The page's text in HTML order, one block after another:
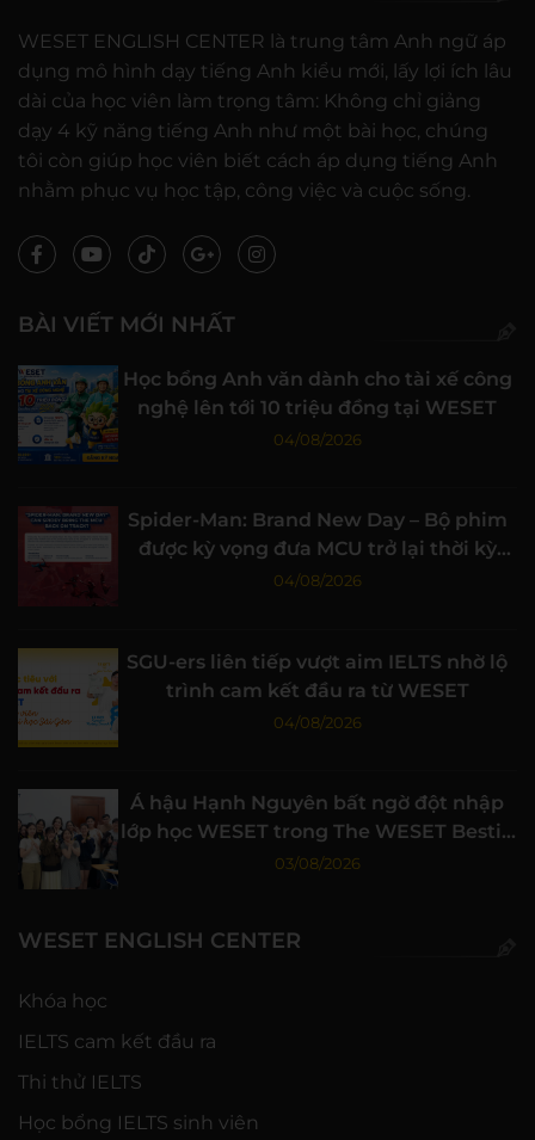
WESET ENGLISH CENTER là trung tâm Anh ngữ áp
dụng mô hình dạy tiếng Anh kiểu mới, lấy lợi ích lâu
dài của học viên làm trọng tâm: Không chỉ giảng
dạy 4 kỹ năng tiếng Anh như một bài học, chúng
tôi còn giúp học viên biết cách áp dụng tiếng Anh
nhằm phục vụ học tập, công việc và cuộc sống.
BÀI VIẾT MỚI NHẤT
Học bổng Anh văn dành cho tài xế công
nghệ lên tới 10 triệu đồng tại WESET
04/08/2026
Spider-Man: Brand New Day – Bộ phim
được kỳ vọng đưa MCU trở lại thời kỳ
đỉnh cao
04/08/2026
SGU-ers liên tiếp vượt aim IELTS nhờ lộ
trình cam kết đầu ra từ WESET
04/08/2026
Á hậu Hạnh Nguyên bất ngờ đột nhập
lớp học WESET trong The WESET Bestie
tập 3
03/08/2026
WESET ENGLISH CENTER
Khóa học
IELTS cam kết đầu ra
Thi thử IELTS
Học bổng IELTS sinh viên